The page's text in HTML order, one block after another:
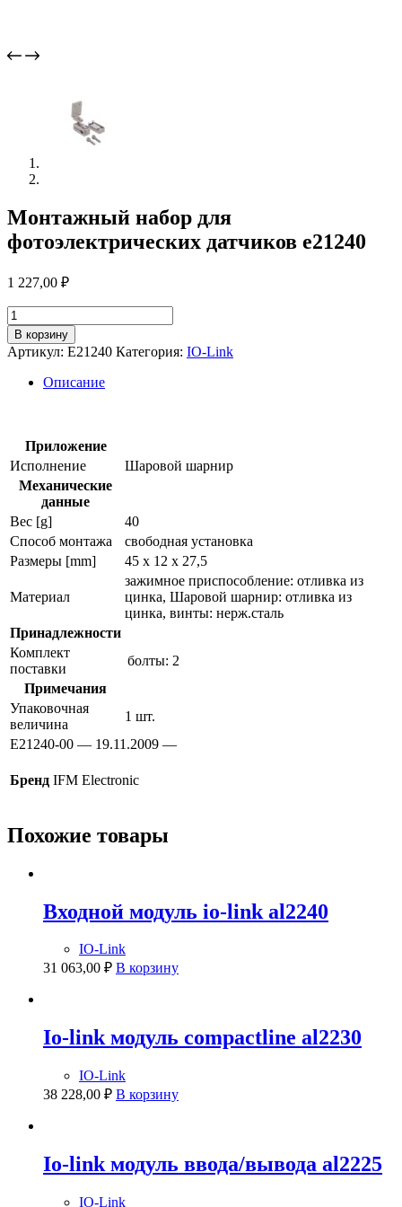
Монтажный набор для
фотоэлектрических датчиков e21240
1 227,00 ₽
Количество
товара
Монтажный
набор
фотоэлектрических
В корзину
Артикул: E21240 Категория: IO-Link
Описание
Приложение
Исполнение
Шаровой шарнир
Механические
данные
Вес [g]
40
Способ монтажа
свободная установка
Размеры [mm]
45 x 12 x 27,5
Материал
зажимное приспособление: отливка из
цинка, Шаровой шарнир: отливка из
цинка, винты: нерж.сталь
Принадлежности
Комплект
поставки
болты: 2
Примечания
Упаковочная
величина
1 шт.
E21240-00 — 19.11.2009 —
Бренд IFM Electronic
Похожие товары
Входной модуль io-link al2240
IO-Link
31 063,00 ₽ В корзину
Io-link модуль compactline al2230
IO-Link
38 228,00 ₽ В корзину
Io-link модуль ввода/вывода al2225
IO-Link